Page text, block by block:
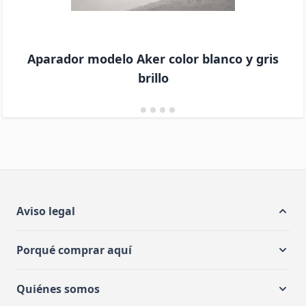
Aparador modelo Aker color blanco y gris
brillo
Aviso legal
Porqué comprar aquí
Quiénes somos